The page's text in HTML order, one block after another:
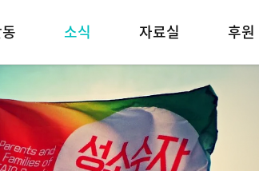
소식 자료실 후원